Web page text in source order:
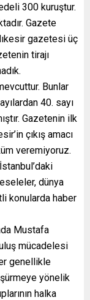
300 kuruştur.
Gazete
gazetesi üç
tirajı
Bunlar
40. sayı
Gazetenin ilk
çıkış amacı
veremiyoruz.
dünya
konularda haber
Mustafa
mücadelesi
genellikle
yönelik
halka